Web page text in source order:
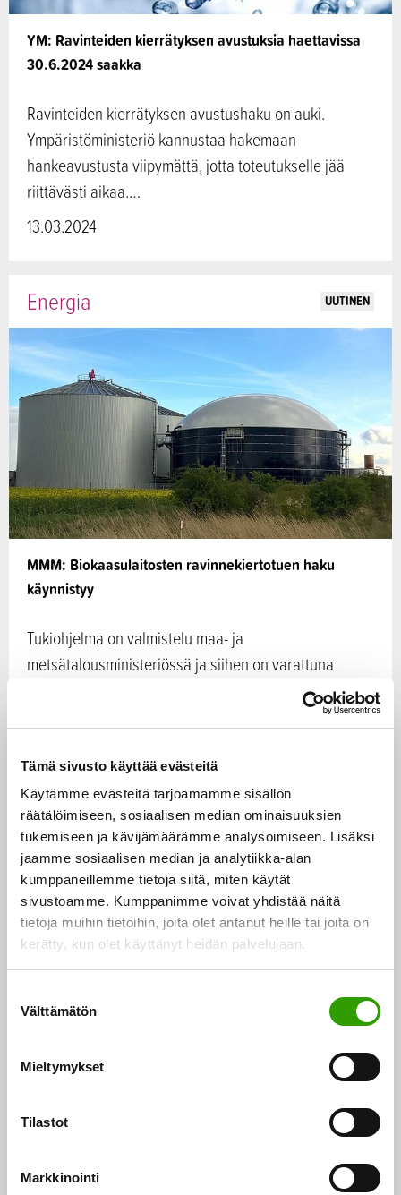
Tämä sivusto käyttää evästeitä
Käytämme evästeitä tarjoamamme sisällön
räätälöimiseen, sosiaalisen median ominaisuuksien
tukemiseen ja kävijämäärämme analysoimiseen. Lisäksi
jaamme sosiaalisen median ja analytiikka-alan
kumppaneillemme tietoja siitä, miten käytät
sivustoamme. Kumppanimme voivat yhdistää näitä
tietoja muihin tietoihin, joita olet antanut heille tai joita on
kerätty, kun olet käyttänyt heidän palvelujaan.
Välttämätön
Mieltymykset
Tilastot
Markkinointi
YM: Ravinteiden kierrätyksen avustuksia haettavissa
30.6.2024 saakka
Ravinteiden kierrätyksen avustushaku on auki.
Ympäristöministeriö kannustaa hakemaan
hankeavustusta viipymättä, jotta toteutukselle jää
riittävästi aikaa.…
13.03.2024
MMM: Biokaasulaitosten ravinnekiertotuen haku
käynnistyy
Energia UUTINEN
Tukiohjelma on valmistelu maa- ja
metsätalousministeriössä ja siihen on varattuna
kyseiselle ajanjaksolle yhteensä 9 miljoonaa euroa.…
19.02.2024
MMM & YM: Vauhtia ja vaikuttavuutta ravinteiden
Biotalous
ohjelma (Raki) ja maa- ja metsätalousministeriön